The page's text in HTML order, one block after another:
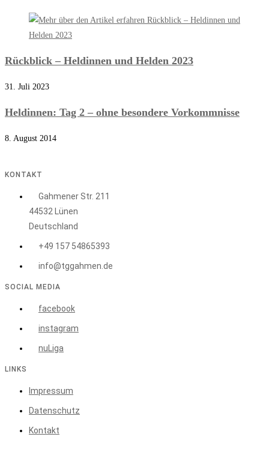
Rückblick – Heldinnen und Helden 2023
31. Juli 2023
Heldinnen: Tag 2 – ohne besondere Vorkommnisse
8. August 2014
KONTAKT
Gahmener Str. 211
44532 Lünen
Deutschland
+49 157 54865393
info@tggahmen.de
SOCIAL MEDIA
facebook
instagram
nuLiga
LINKS
Impressum
Datenschutz
Kontakt